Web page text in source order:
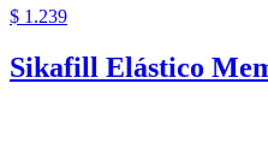
$ 1.239
Sikafill Elástico